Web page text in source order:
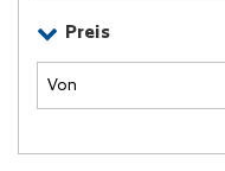
Preis